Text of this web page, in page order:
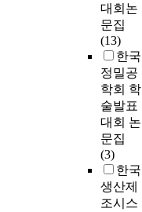
대회논
문집
(13)
한국
정밀공
학회 학
술발표
대회 논
문집
(3)
한국
생산제
조시스